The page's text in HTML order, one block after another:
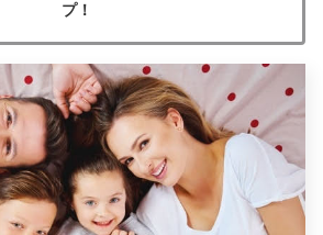
プ！